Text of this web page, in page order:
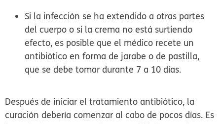
Si la infección se ha extendido a otras partes
del cuerpo o si la crema no está surtiendo
efecto, es posible que el médico recete un
antibiótico en forma de jarabe o de pastilla,
que se debe tomar durante 7 a 10 días.
Después de iniciar el tratamiento antibiótico, la
curación debería comenzar al cabo de pocos días. Es